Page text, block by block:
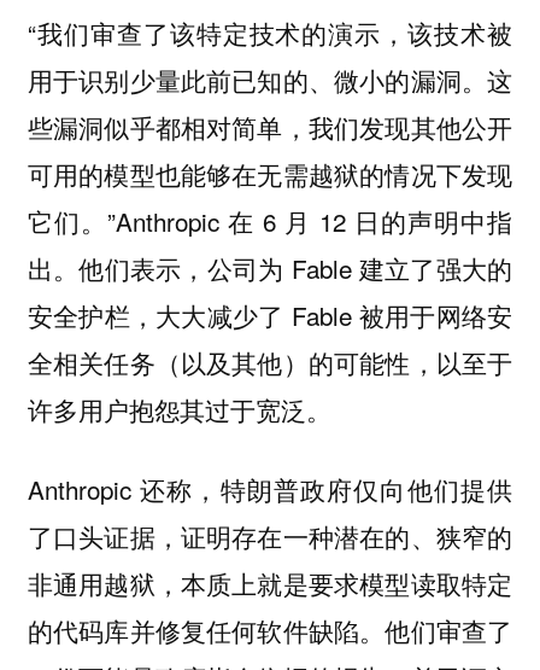
“我们审查了该特定技术的演示，该技术被
用于识别少量此前已知的、微小的漏洞。这
些漏洞似乎都相对简单，我们发现其他公开
可用的模型也能够在无需越狱的情况下发现
它们。”Anthropic 在 6 月 12 日的声明中指
出。他们表示，公司为 Fable 建立了强大的
安全护栏，大大减少了 Fable 被用于网络安
全相关任务（以及其他）的可能性，以至于
许多用户抱怨其过于宽泛。
Anthropic 还称，特朗普政府仅向他们提供
了口头证据，证明存在一种潜在的、狭窄的
非通用越狱，本质上就是要求模型读取特定
的代码库并修复任何软件缺陷。他们审查了